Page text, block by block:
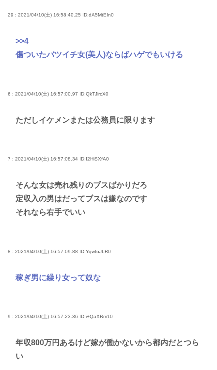
29 : 2021/04/10(土) 16:58:40.25 ID:dA5MtEIn0
>>4
傷ついたバツイチ女(美人)ならばハゲでもいける
6 : 2021/04/10(土) 16:57:00.97 ID:QkTJircX0
ただしイケメンまたは公務員に限ります
7 : 2021/04/10(土) 16:57:08.34 ID:I2HiSXfA0
そんな女は売れ残りのブスばかりだろ
定収入の男はだってブスは嫌なのです
それなら右手でいい
8 : 2021/04/10(土) 16:57:09.88 ID:YqwfoJLR0
稼ぎ男に繰り女って奴な
9 : 2021/04/10(土) 16:57:23.36 ID:i+QaXRm10
年収800万円あるけど嫁が働かないから都内だとつら
い